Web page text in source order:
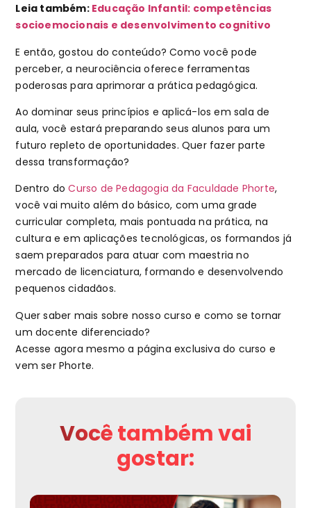
Leia também: Educação Infantil: competências
socioemocionais e desenvolvimento cognitivo
E então, gostou do conteúdo? Como você pode
perceber, a neurociência oferece ferramentas
poderosas para aprimorar a prática pedagógica.
Ao dominar seus princípios e aplicá-los em sala de
aula, você estará preparando seus alunos para um
futuro repleto de oportunidades. Quer fazer parte
dessa transformação?
Dentro doCurso de Pedagogia da Faculdade Phorte,
você vai muito além do básico, com uma grade
curricular completa, mais pontuada na prática, na
cultura e em aplicações tecnológicas, os formandos já
saem preparados para atuar com maestria no
mercado de licenciatura, formando e desenvolvendo
pequenos cidadãos.
Quer saber mais sobre nosso curso e como se tornar
um docente diferenciado?
Acesse agora mesmo a página exclusiva do curso e
vem ser Phorte.
Você também vai
gostar: